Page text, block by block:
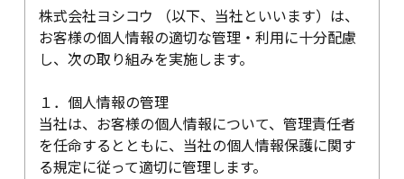
株式会社ヨシコウ （以下、当社といいます）は、
お客様の個人情報の適切な管理・利用に十分配慮
し、次の取り組みを実施します。
１．個人情報の管理
当社は、お客様の個人情報について、管理責任者
を任命するとともに、当社の個人情報保護に関す
る規定に従って適切に管理します。